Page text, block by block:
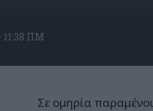
11:38 ΠΜ
Σε ομηρία